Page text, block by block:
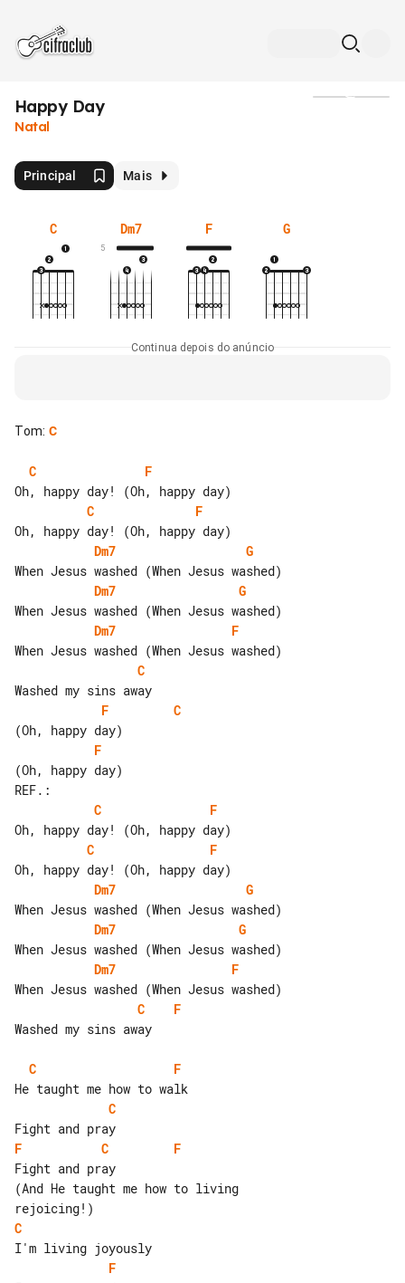
Happy Day
Natal
Principal Mais
C Dm7
5
F G
Continua depois do anúncio
Tom: C
C
F
C
F
Dm7
G
Dm7
G
Dm7
F
C
F
C
F
C
F
C
F
Dm7
G
Dm7
G
Dm7
F
C
F
Washed my sins away
C
F
C
F
C
F
Fight and pray
(And He taught me how to living
C
F